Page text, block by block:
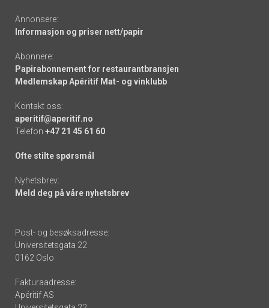
Annonsere:
Informasjon og priser nett/papir
Abonnere:
Papirabonnement for restaurantbransjen
Medlemskap Apéritif Mat- og vinklubb
Kontakt oss:
aperitif@aperitif.no
Telefon +47 21 45 61 60
Ofte stilte spørsmål
Nyhetsbrev:
Meld deg på våre nyhetsbrev
Post- og besøksadresse:
Universitetsgata 22
0162 Oslo
Fakturaadresse:
Apéritif AS